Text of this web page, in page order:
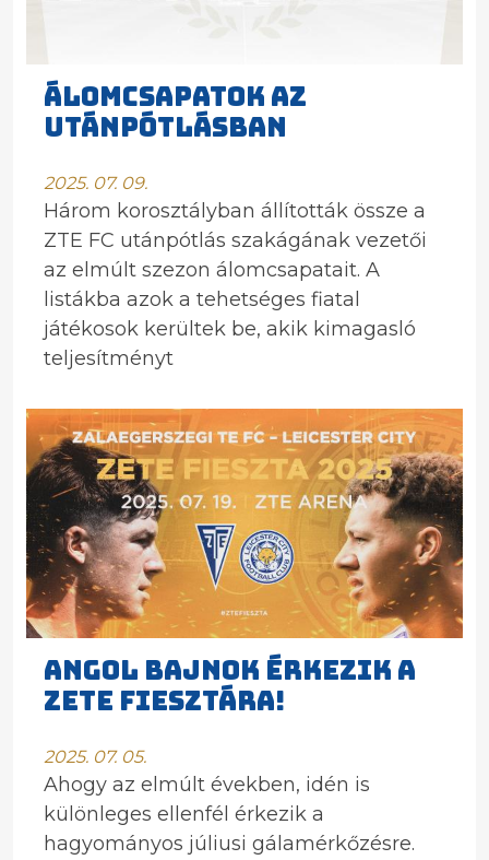
ÁLOMCSAPATOK AZ
UTÁNPÓTLÁSBAN
2025. 07. 09.
Három korosztályban állították össze a
ZTE FC utánpótlás szakágának vezetői
az elmúlt szezon álomcsapatait. A
listákba azok a tehetséges fiatal
játékosok kerültek be, akik kimagasló
teljesítményt
ANGOL BAJNOK ÉRKEZIK A
ZETE FIESZTÁRA!
2025. 07. 05.
Ahogy az elmúlt években, idén is
különleges ellenfél érkezik a
hagyományos júliusi gálamérkőzésre.